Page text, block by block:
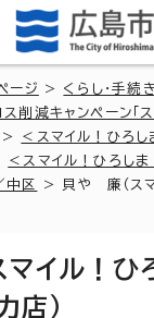
ージ > くらし・手続
削減キャンペーン「
>
＜スマイル！ひろ
＜スマイル！ひろし
中区
> 貝や 廉（ス
マイル！
店）